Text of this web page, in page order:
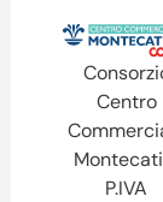
Centro
P.IVA